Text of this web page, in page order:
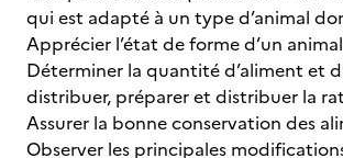
qui est adapté à un type d’animal
Apprécier l’état de forme d’un
Déterminer la quantité d’aliment et
distribuer, préparer et distribuer la
Assurer la bonne conservation des
Observer les principales